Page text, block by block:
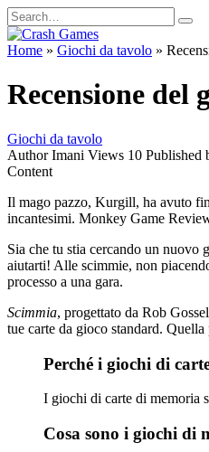
Skip
to
content
Search
for:
Home » Giochi da tavolo »
Recensione del
Giochi da tavolo
Author Imani Views 10 Published
Content
Il mago pazzo, Kurgill, ha avuto
incantesimi. Monkey Game
Sia che tu stia cercando un
aiutarti! Alle scimmie, non
processo a una gara.
Scimmia, progettato da Rob
tue carte da gioco standard.
Perché i giochi di
I giochi di carte di memoria
Cosa sono i giochi di